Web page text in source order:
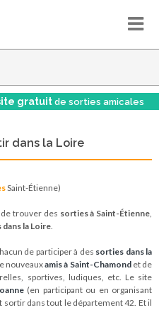
gratuit de sorties amicales
dans la Loire
Saint-Étienne)
trouver des sorties à Saint-Étienne,
la Loire.
de participer à des sorties dans la
nouveauxamis à Saint-Chamondet de
sportives, ludiques, etc. Le site
(en participant ou en organisant
dans tout le département 42. Et il